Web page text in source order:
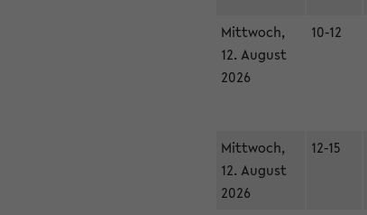
Mittwoch,
12. August
2026
10-12
Mittwoch,
12. August
2026
12-15